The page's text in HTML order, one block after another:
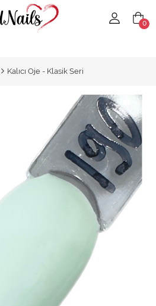
0
Kalıcı Oje - Klasik Seri